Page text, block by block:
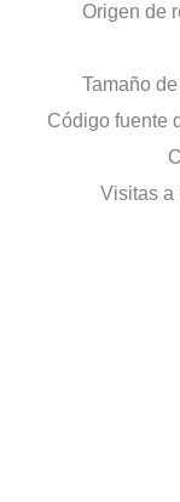
Origen de
Tamaño
Código fuente
Visitas a